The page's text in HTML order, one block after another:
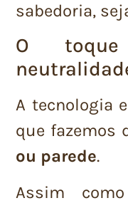
sabedoria,
O
A tecnologia
que fazemos
ou parede.
Assim